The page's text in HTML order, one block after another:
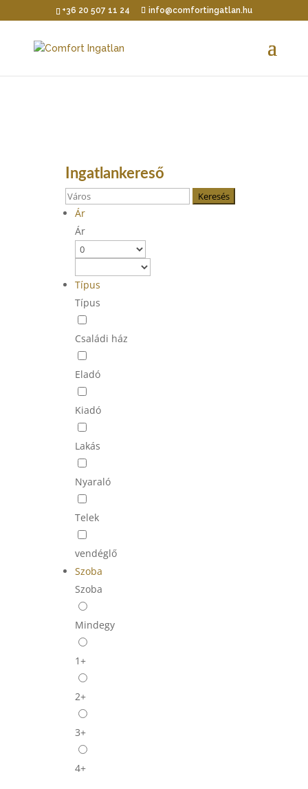
+36 20 507 11 24 info@comfortingatlan.hu
Ingatlankereső
Keresés
Ár
Ár
Típus
Típus
Családi ház
Eladó
Kiadó
Lakás
Nyaraló
Telek
vendéglő
Szoba
Szoba
Mindegy
1+
2+
3+
4+